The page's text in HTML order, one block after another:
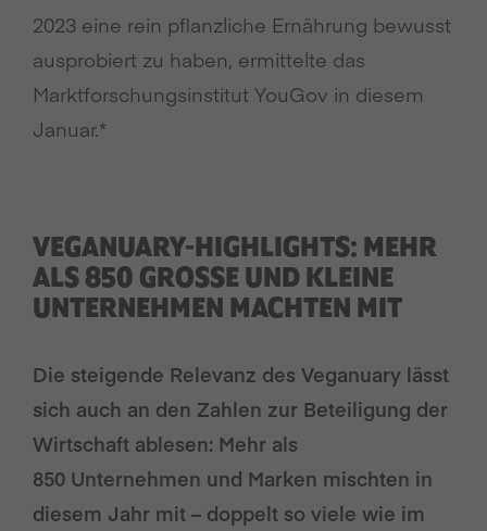
2023 eine rein pflanzliche Ernährung bewusst
ausprobiert zu haben, ermittelte das
Marktforschungsinstitut YouGov in diesem
Januar.*
VEGANUARY-HIGHLIGHTS: MEHR
ALS 850 GROSSE UND KLEINE U
NTERNEHMEN MACHTEN MIT
Die steigende Relevanz des Veganuary lässt
sich auch an den Zahlen zur Beteiligung der
Wirtschaft ablesen: Mehr als
850 Unternehmen und Marken mischten in
diesem Jahr mit – doppelt so viele wie im